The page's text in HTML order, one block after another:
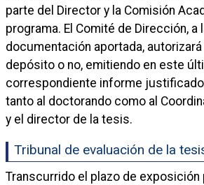
parte del Director y la Comisión
programa. El Comité de Dirección, a
documentación aportada, autorizará
depósito o no, emitiendo en este
correspondiente informe
tanto al doctorando como al
y el director de la tesis.
Tribunal de evaluación de la
Transcurrido el plazo de exposición